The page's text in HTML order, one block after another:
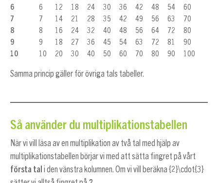
6
6 12 18 24 30 36 42 48 54
60
7
7 14 21 28 35 42 49 56 63
70
8
8 16 24 32 40 48 56 64 72
80
9
9 18 27 36 45 54 63 72 81
90
10
10 20 30 40 50 60 70 80 90 100
Samma princip gäller för övriga tals tabeller.
Så använder du multiplikationstabellen
När vi vill läsa av en multiplikation av två tal med hjälp av
multiplikationstabellen börjar vi med att sätta fingret på vårt
första tal i den vänstra kolumnen. Om vi vill beräkna {2}\cdot{3}